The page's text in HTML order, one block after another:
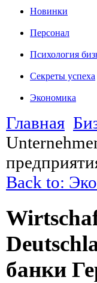
Новинки
Персонал
Психология
Секреты успеха
Экономика
Главная
Back to:
банки